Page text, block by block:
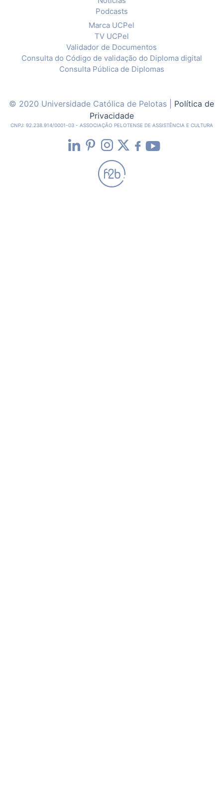
Podcasts
Marca UCPel
TV UCPel
Validador de Documentos
Consulta do Código de validação do Diploma digital
Consulta Pública de Diplomas
© 2020 Universidade Católica de Pelotas | Política de
Privacidade
CNPJ: 92.238.914/0001-03 - ASSOCIAÇÃO PELOTENSE DE ASSISTÊNCIA E CULTURA